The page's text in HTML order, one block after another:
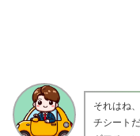
それはね
チシート